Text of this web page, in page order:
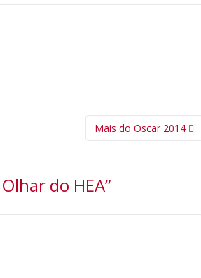
Mais do Oscar 2014
do HEA”